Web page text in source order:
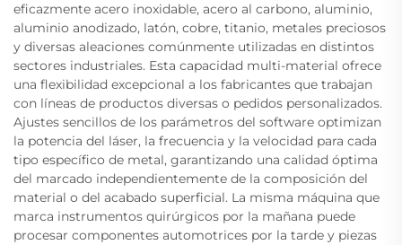
eficazmente acero inoxidable, acero al carbono, aluminio,
aluminio anodizado, latón, cobre, titanio, metales preciosos
y diversas aleaciones comúnmente utilizadas en distintos
sectores industriales. Esta capacidad multi-material ofrece
una flexibilidad excepcional a los fabricantes que trabajan
con líneas de productos diversas o pedidos personalizados.
Ajustes sencillos de los parámetros del software optimizan
la potencia del láser, la frecuencia y la velocidad para cada
tipo específico de metal, garantizando una calidad óptima
del marcado independientemente de la composición del
material o del acabado superficial. La misma máquina que
marca instrumentos quirúrgicos por la mañana puede
procesar componentes automotrices por la tarde y piezas